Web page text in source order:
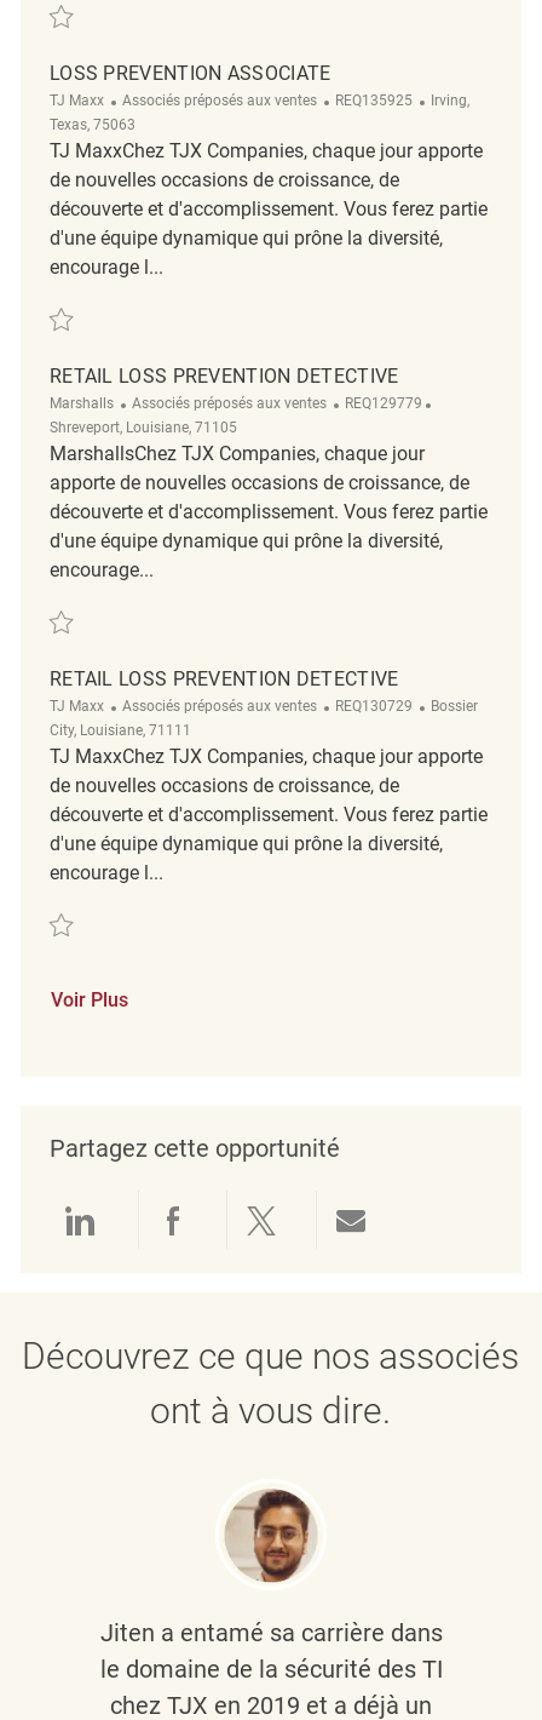
Sauvegarder Retail Loss Prevention Associate REQ140495
LOSS PREVENTION ASSOCIATE
TJ Maxx Catégorie
Associés préposés aux ventes ReqId
REQ135925 Emplacement
Irving,
Texas, 75063
TJ MaxxChez TJX Companies, chaque jour apporte
de nouvelles occasions de croissance, de
découverte et d'accomplissement. Vous ferez partie
d'une équipe dynamique qui prône la diversité,
encourage l...
Sauvegarder Loss Prevention Associate REQ135925
RETAIL LOSS PREVENTION DETECTIVE
Marshalls Catégorie
Associés préposés aux ventes ReqId
REQ129779
Shreveport, Louisiane, 71105
MarshallsChez TJX Companies, chaque jour
apporte de nouvelles occasions de croissance, de
découverte et d'accomplissement. Vous ferez partie
d'une équipe dynamique qui prône la diversité,
encourage...
Sauvegarder Retail Loss Prevention Detective REQ129779
RETAIL LOSS PREVENTION DETECTIVE
TJ Maxx Catégorie
Associés préposés aux ventes ReqId
REQ130729 Emplacement
Bossier
City, Louisiane, 71111
TJ MaxxChez TJX Companies, chaque jour apporte
de nouvelles occasions de croissance, de
découverte et d'accomplissement. Vous ferez partie
d'une équipe dynamique qui prône la diversité,
encourage l...
Sauvegarder Retail Loss Prevention Detective REQ130729
Voir Plus
Partagez cette opportunité
Partager via LinkedIn
Partager via Facebook
Partager via twitter
Découvrez ce que nos associés
ont à vous dire.
Jiten a entamé sa carrière dans
le domaine de la sécurité des TI
chez TJX en 2019 et a déjà un